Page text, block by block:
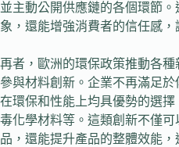
並主動公開供應鏈的各個環節
象，還能增強消費者的信任感
再者，歐洲的環保政策推動各
參與材料創新。企業不再滿足
在環保和性能上均具優勢的選
毒化學材料等。這類創新不僅
品，還能提升產品的整體效能，